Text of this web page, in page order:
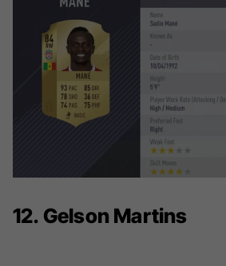
12. Gelson Martins